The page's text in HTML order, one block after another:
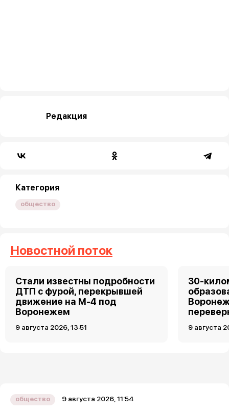
Редакция
Категория
общество
Новостной поток
Стали известны подробности
ДТП с фурой, перекрывшей
движение на М-4 под
Воронежем
9 августа 2026, 13:51
30-
9 августа
общество 9 августа 2026, 11:54